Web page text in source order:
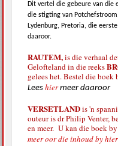
Dit vertel die gebeure van
die stigting van
Lydenburg, Pretoria, die
daaroor.
RAUTEM,is die verhaal
Gelofteland in die reeks
gelees het. Bestel die
Leeshiermeer daaroor
VERSETLANDis 'n
outeur is dr Philip Venter,
en meer. U kan die boek
meer oor die inhoud by